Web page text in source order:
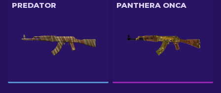
PREDATOR PANTHERA ONCA